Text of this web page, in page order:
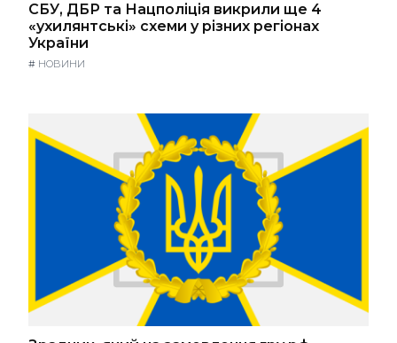
СБУ, ДБР та Нацполіція викрили ще 4
«ухилянтські» схеми у різних регіонах
України
# НОВИНИ